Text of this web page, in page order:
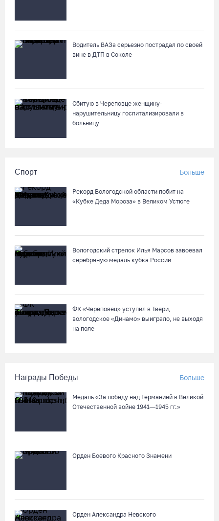
Водитель ВАЗа серьезно пострадал по своей
вине в ДТП в Соколе
Сбитую в Череповце женщину-
нарушительницу госпитализировали в
больницу
Спорт Больше
Рекорд Вологодской области побит на
«Кубке Деда Мороза» в Великом Устюге
Вологодский стрелок Илья Марсов завоевал
серебряную медаль кубка России
ФК «Череповец» уступил в Твери,
вологодское «Динамо» выиграло, не выходя
на поле
Награды Победы Больше
Медаль «За победу над Германией в Великой
Отечественной войне 1941—1945 гг.»
Орден Боевого Красного Знамени
Орден Александра Невского